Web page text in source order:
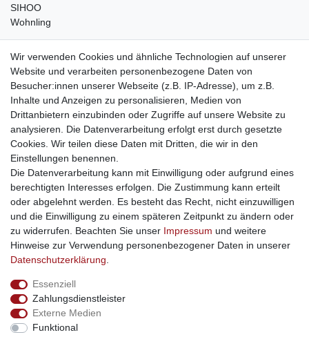
SIHOO
Wohnling
weitere Shops
traumlampen- Lampen und Kronleuchter
kinderwagencenter- Exklusive und günstige Kinderwagen
gastrogeraete24- alles für Gastronomie und Imbiss
soziale Medien
Facebook
sicher einkaufen
Sichere Bestellung und Zahlung via SSL Verschlüsselung
Wir verwenden Cookies und ähnliche Technologien auf unserer
Website und verarbeiten personenbezogene Daten von
Besucher:innen unserer Webseite (z.B. IP-Adresse), um z.B.
Inhalte und Anzeigen zu personalisieren, Medien von
Drittanbietern einzubinden oder Zugriffe auf unsere Website zu
analysieren. Die Datenverarbeitung erfolgt erst durch gesetzte
Cookies. Wir teilen diese Daten mit Dritten, die wir in den
Einstellungen benennen.
Die Datenverarbeitung kann mit Einwilligung oder aufgrund eines
berechtigten Interesses erfolgen. Die Zustimmung kann erteilt
oder abgelehnt werden. Es besteht das Recht, nicht einzuwilligen
und die Einwilligung zu einem späteren Zeitpunkt zu ändern oder
zu widerrufen. Beachten Sie unser Impressum und weitere
Hinweise zur Verwendung personenbezogener Daten in unserer
Daten­schutz­erklärung
Essenziell
Zahlungsdienstleister
Externe Medien
Funktional
Widerrufs­recht Widerrufs­formular